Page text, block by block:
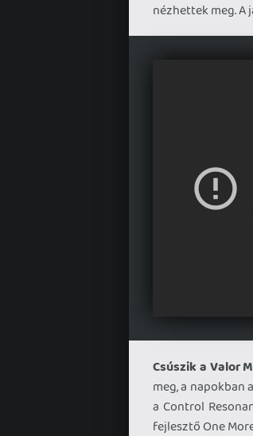
nézhettek meg. A
Csúszik a Valor
meg, a napokban
a Control
fejlesztő One